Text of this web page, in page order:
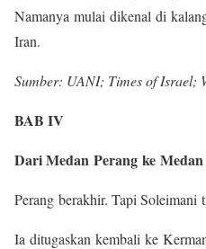
Namanya mulai dikenal di
Iran.
Sumber: UANI; Times of Israel;
BAB IV
Dari Medan Perang ke
Perang berakhir. Tapi Soleimani
Ia ditugaskan kembali ke